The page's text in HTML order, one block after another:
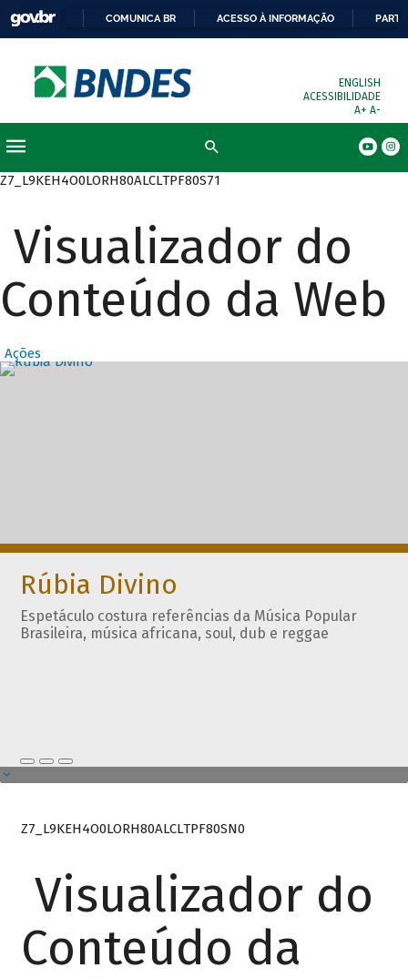
COMUNICA BR ACESSO À INFORMAÇÃO
ENGLISH
ACESSIBILIDADE
A+ A-
Z7_L9KEH4O0LORH80ALCLTPF80S71
Visualizador do
Conteúdo da Web
Ações
Destaques
Rúbia Divino
Espetáculo costura referências da Música Popular
Brasileira, música africana, soul, dub e reggae
Z7_L9KEH4O0LORH80ALCLTPF80SN0
Visualizador do
Conteúdo da